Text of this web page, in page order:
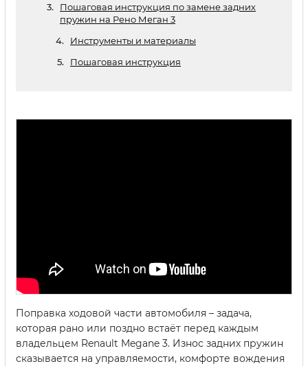
Пошаговая инструкция по замене задних
пружин на Рено Меган 3
Инструменты и материалы
Пошаговая инструкция
Поправка ходовой части автомобиля – задача,
которая рано или поздно встаёт перед каждым
владельцем Renault Megane 3. Износ задних пружин
сказывается на управляемости, комфорте вождения